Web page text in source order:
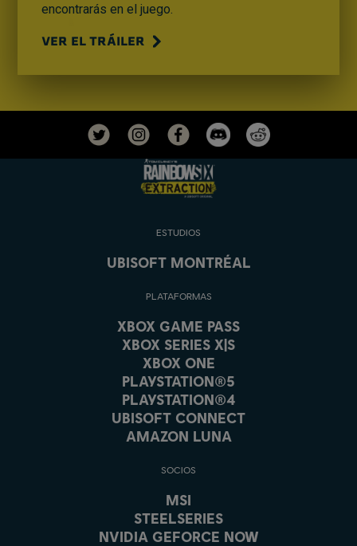
encontrarás en el juego.
VER EL TRÁILER
ESTUDIOS
UBISOFT MONTRÉAL
PLATAFORMAS
XBOX GAME PASS
XBOX SERIES X|S
XBOX ONE
PLAYSTATION®5
PLAYSTATION®4
UBISOFT CONNECT
AMAZON LUNA
SOCIOS
MSI
STEELSERIES
NVIDIA GEFORCE NOW